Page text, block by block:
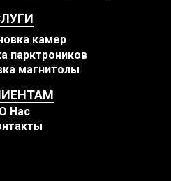
камер
О Нас
магнитолы
парктроников